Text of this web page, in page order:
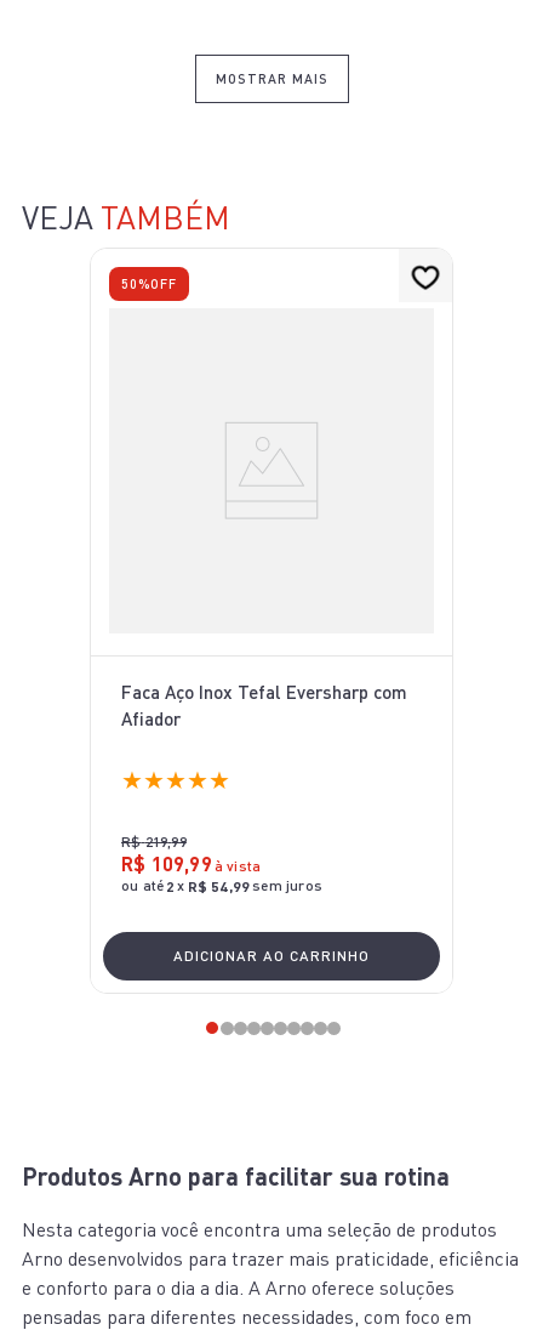
MOSTRAR MAIS
VEJA TAMBÉM
50%OFF
Faca Aço Inox Tefal Eversharp com
Afiador
★★★★★
R$ 219,99
R$ 109,99 à vista
ou até 2 x R$ 54,99sem juros
ADICIONAR AO CARRINHO
Produtos Arno para facilitar sua rotina
Nesta categoria você encontra uma seleção de produtos
Arno desenvolvidos para trazer mais praticidade, eficiência
e conforto para o dia a dia. A Arno oferece soluções
pensadas para diferentes necessidades, com foco em